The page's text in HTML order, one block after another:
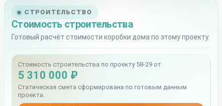
СТРОИТЕЛЬСТВО
Стоимость строительства
Готовый расчёт стоимости коробки дома по этому проекту.
Стоимость строительства по проекту 58-29 от
5 310 000 ₽
Статическая смета сформирована по готовым данным
проекта.